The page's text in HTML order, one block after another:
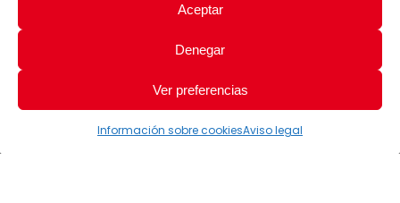
Aceptar
Denegar
Ver preferencias
Información sobre cookiesAviso legal